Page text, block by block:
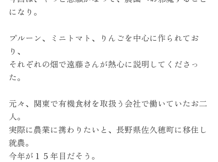
になり。
プルーン、ミニトマト、りんごを中心に作られてお
り、
それぞれの畑で遠藤さんが熱心に説明してくださっ
た。
元々、関東で有機食材を取扱う会社で働いていたお二
人。
実際に農業に携わりたいと、長野県佐久穂町に移住し
就農。
今年が１５年目だそう。